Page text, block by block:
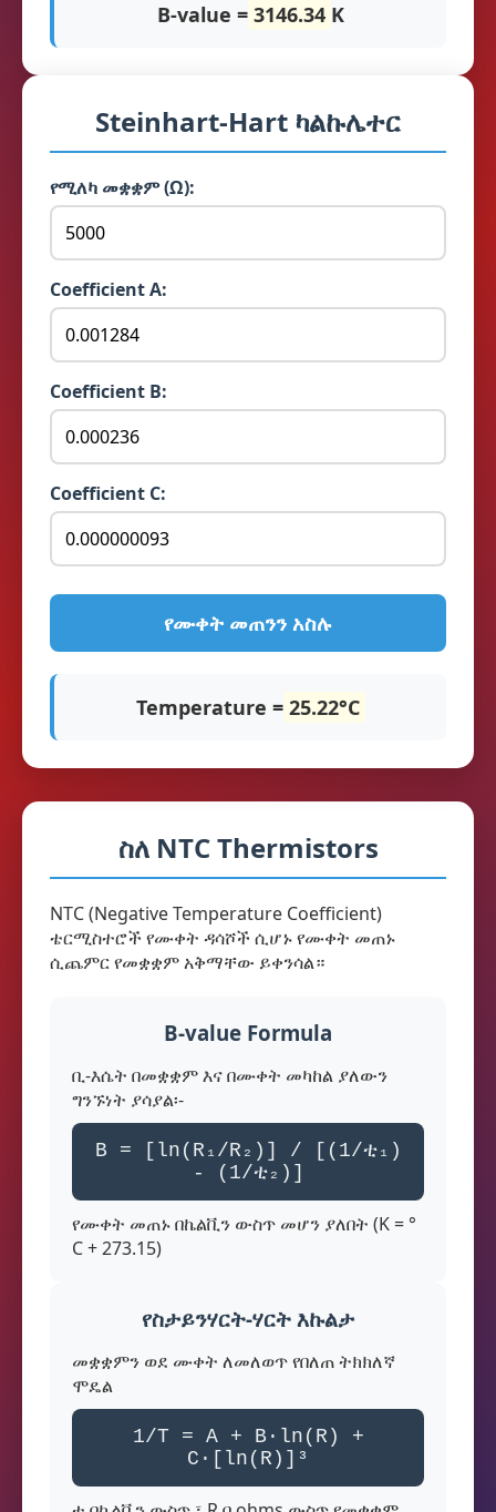
B-value = 3146.34 K
Steinhart-Hart ካልኩሌተር
የሚለካ መቋቋም (Ω):
Coefficient A:
Coefficient B:
Coefficient C:
የሙቀት መጠንን አስሉ
Temperature = 25.22°C
ስለ NTC Thermistors
NTC (Negative Temperature Coefficient)
ቴርሚስተሮች የሙቀት ዳሳሾች ሲሆኑ የሙቀት መጠኑ
ሲጨምር የመቋቋም አቅማቸው ይቀንሳል።
B-value Formula
ቢ-እሴት በመቋቋም እና በሙቀት መካከል ያለውን
ግንኙነት ያሳያል፡-
B = [ln(R₁/R₂)] / [(1/ቲ₁)
- (1/ቲ₂)]
የሙቀት መጠኑ በኬልቪን ውስጥ መሆን ያለበት (K = °
C + 273.15)
የስታይንሃርት-ሃርት እኩልታ
መቋቋምን ወደ ሙቀት ለመለወጥ የበለጠ ትክክለኛ
ሞዴል
1/T = A + B·ln(R) +
C·[ln(R)]³